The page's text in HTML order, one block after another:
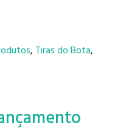
, Tiras do Bota,